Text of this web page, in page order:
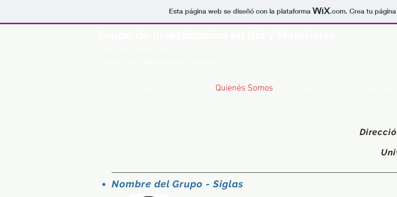
Esta página web se diseñó con la plataforma .com. Crea tu
Quienés Somos
Nombre del Grupo - Siglas